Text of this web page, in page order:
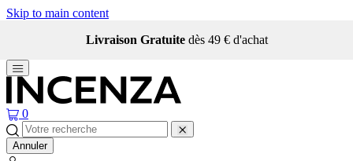
Skip to main content
Livraison Gratuite dès 49 € d'achat
0
Annuler